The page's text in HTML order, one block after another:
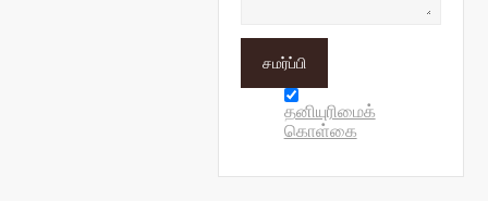
சமர்ப்பி
தனியுரிமைக்
கொள்கை